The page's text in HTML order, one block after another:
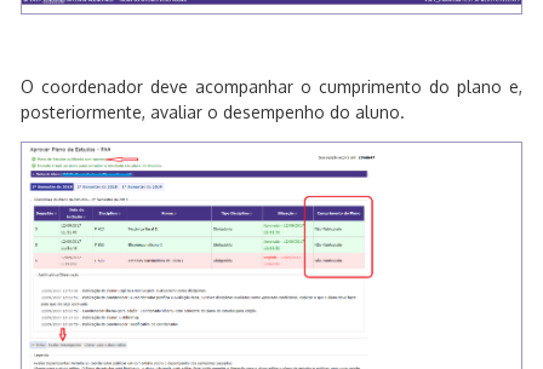
O coordenador deve acompanhar o cumprimento do plano e,
posteriormente, avaliar o desempenho do aluno.